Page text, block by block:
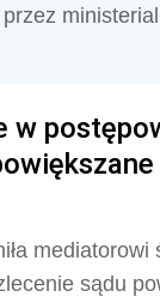
w
mediatorowi
sądu